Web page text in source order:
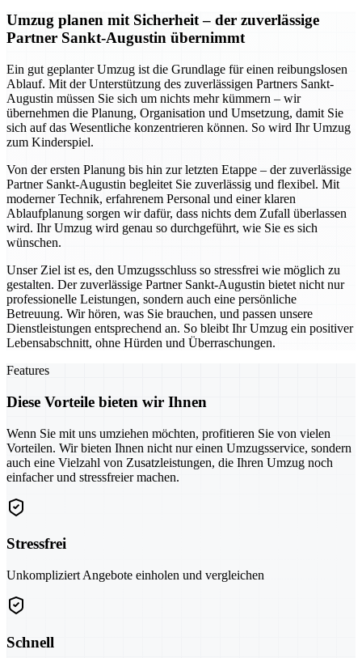
Umzug planen mit Sicherheit – der zuverlässige
Partner Sankt-Augustin übernimmt
Ein gut geplanter Umzug ist die Grundlage für einen reibungslosen
Ablauf. Mit der Unterstützung des zuverlässigen Partners Sankt-
Augustin müssen Sie sich um nichts mehr kümmern – wir
übernehmen die Planung, Organisation und Umsetzung, damit Sie
sich auf das Wesentliche konzentrieren können. So wird Ihr Umzug
zum Kinderspiel.
Von der ersten Planung bis hin zur letzten Etappe – der zuverlässige
Partner Sankt-Augustin begleitet Sie zuverlässig und flexibel. Mit
moderner Technik, erfahrenem Personal und einer klaren
Ablaufplanung sorgen wir dafür, dass nichts dem Zufall überlassen
wird. Ihr Umzug wird genau so durchgeführt, wie Sie es sich
wünschen.
Unser Ziel ist es, den Umzugsschluss so stressfrei wie möglich zu
gestalten. Der zuverlässige Partner Sankt-Augustin bietet nicht nur
professionelle Leistungen, sondern auch eine persönliche
Betreuung. Wir hören, was Sie brauchen, und passen unsere
Dienstleistungen entsprechend an. So bleibt Ihr Umzug ein positiver
Lebensabschnitt, ohne Hürden und Überraschungen.
Features
Diese Vorteile bieten wir Ihnen
Wenn Sie mit uns umziehen möchten, profitieren Sie von vielen
Vorteilen. Wir bieten Ihnen nicht nur einen Umzugsservice, sondern
auch eine Vielzahl von Zusatzleistungen, die Ihren Umzug noch
einfacher und stressfreier machen.
Stressfrei
Unkompliziert Angebote einholen und vergleichen
Schnell